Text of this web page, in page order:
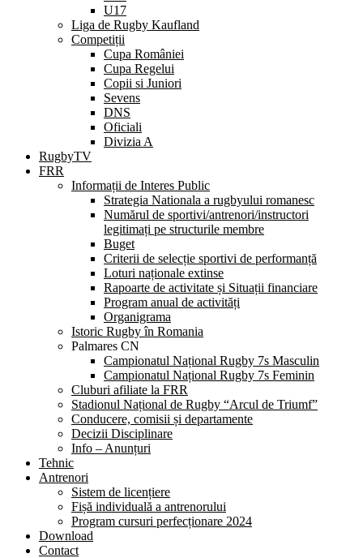
U17
Liga de Rugby Kaufland
Competiții
Cupa României
Cupa Regelui
Copii si Juniori
Sevens
DNS
Oficiali
Divizia A
RugbyTV
FRR
Informații de Interes Public
Strategia Nationala a rugbyului romanesc
Numărul de sportivi/antrenori/instructori
legitimați pe structurile membre
Buget
Criterii de selecție sportivi de performanță
Loturi naționale extinse
Rapoarte de activitate și Situații financiare
Program anual de activități
Organigrama
Istoric Rugby în Romania
Palmares CN
Campionatul Național Rugby 7s Masculin
Campionatul Național Rugby 7s Feminin
Cluburi afiliate la FRR
Stadionul Național de Rugby “Arcul de Triumf”
Conducere, comisii și departamente
Decizii Disciplinare
Info – Anunțuri
Tehnic
Antrenori
Sistem de licențiere
Fișă individuală a antrenorului
Program cursuri perfecționare 2024
Download
Contact